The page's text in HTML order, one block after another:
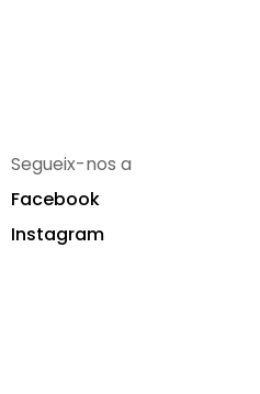
Segueix-nos a
Facebook
Instagram